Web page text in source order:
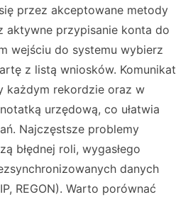
przez akceptowane metody
aktywne przypisanie konta do
wejściu do systemu wybierz
z listą wniosków. Komunikat
każdym rekordzie oraz w
urzędową, co ułatwia
Najczęstsze problemy
błędnej roli, wygasłego
danych
REGON). Warto porównać